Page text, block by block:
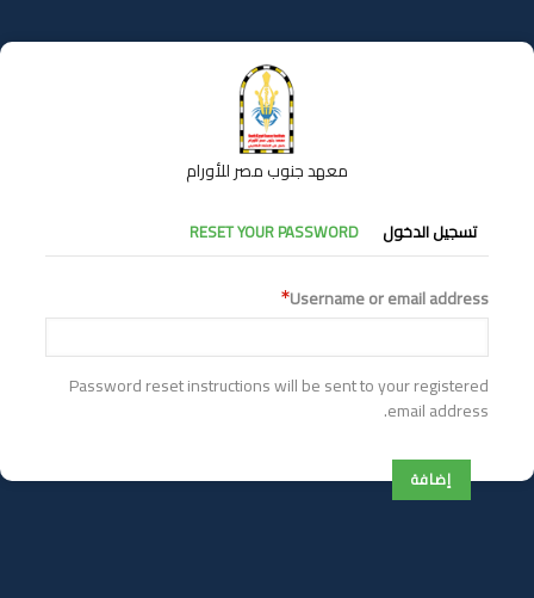
إلى
المحتوى
معهد جنوب مصر للأورام
التبويبات
الأساسية
تسجيل الدخول RESET YOUR PASSWORD
Username or email address
Password reset instructions will be sent to your registered
email address.